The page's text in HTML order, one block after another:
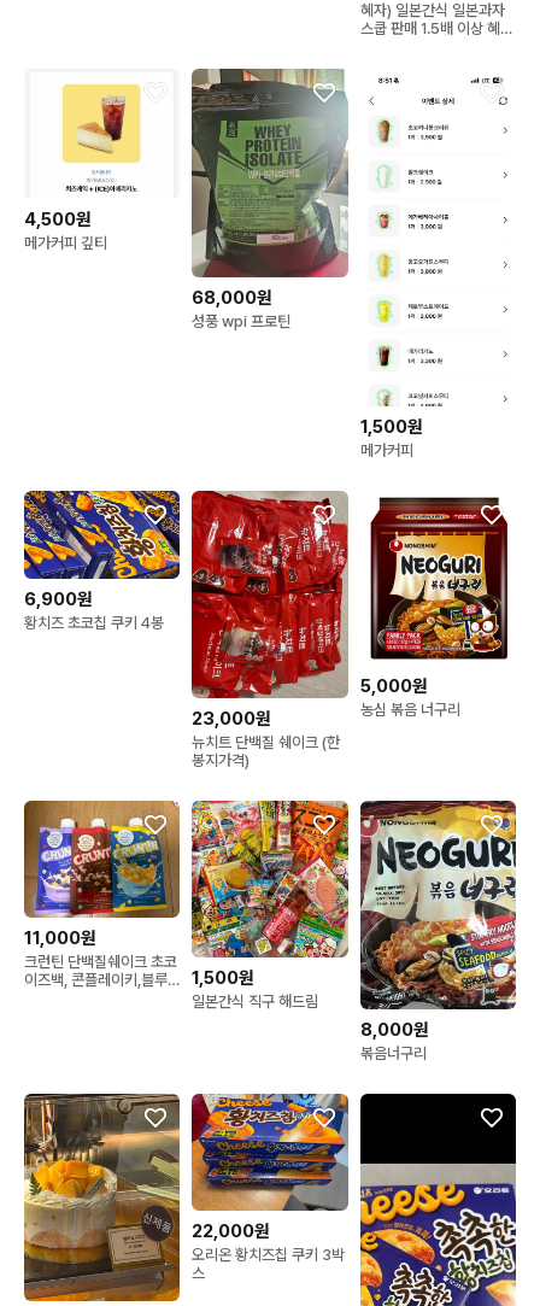
혜자) 일본간식 일본과자
스쿱 판매 1.5배 이상 혜자
4,500원
메가커피 깊티
68,000원
성풍 wpi 프로틴
1,500원
메가커피
6,900원
황치즈 초코칩 쿠키 4봉
23,000원
뉴치트 단백질 쉐이크 (한
봉지가격)
5,000원
농심 볶음 너구리
11,000원
크런틴 단백질쉐이크 초코
이즈백, 콘플레이키,블루
1,500원
일본간식 직구 해드림
8,000원
볶음너구리
22,000원
오리온 황치즈칩 쿠키 3박
스